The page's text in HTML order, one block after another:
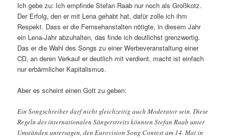
Ich gebe zu: Ich empfinde Stefan Raab nur noch als Großkotz.
Der Erfolg, den er mit Lena gehabt hat, dafür zolle ich ihm
Respekt. Dass er die Fernsehanstalten nötigte, in diesem Jahr
ein Lena-Jahr abzuhalten, das finde ich deutlichst grenzwertig.
Das er die Wahl des Songs zu einer Werbeveranstaltung einer
CD, an deren Verkauf er deutlich mit verdient, macht ist einfach
nur erbärmlicher Kapitalismus.
Aber es scheint einen Gott zu geben:
Ein Songschreiber darf nicht gleichzeitig auch Moderator sein. Diese
Regeln des internationalen Sängerstreits könnten Stefan Raab unter
Umständen untersagen, den Eurovision Song Contest am 14. Mai in